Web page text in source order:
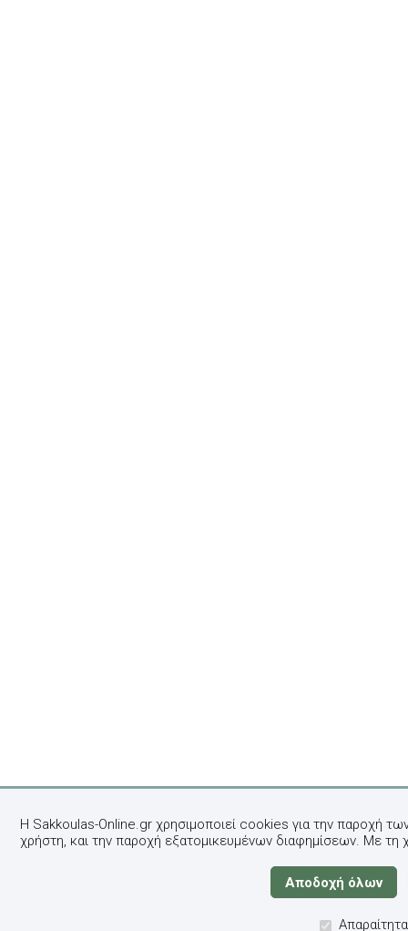
Η Sakkoulas-Online.gr χρησιμοποιεί cookies για την παροχή
χρήστη, και την παροχή εξατομικευμένων διαφημίσεων. Με